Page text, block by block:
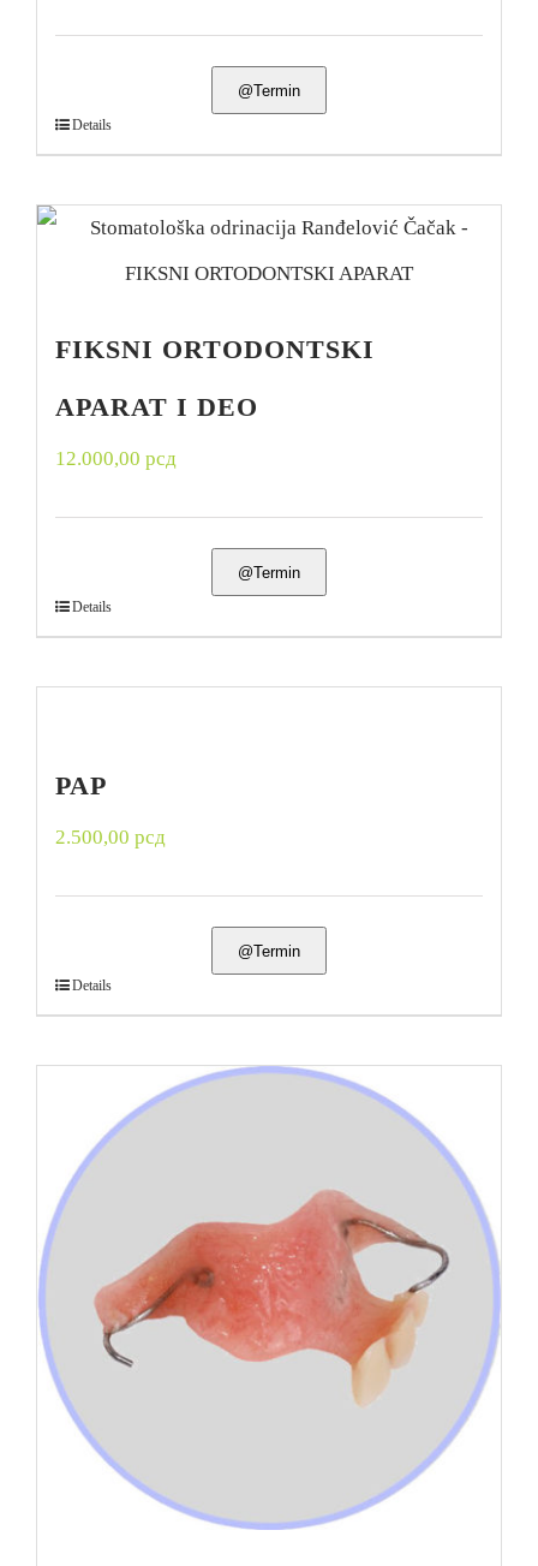
@Termin
Details
FIKSNI ORTODONTSKI
APARAT I DEO
12.000,00 рсд
@Termin
Details
PAP
2.500,00 рсд
@Termin
Details